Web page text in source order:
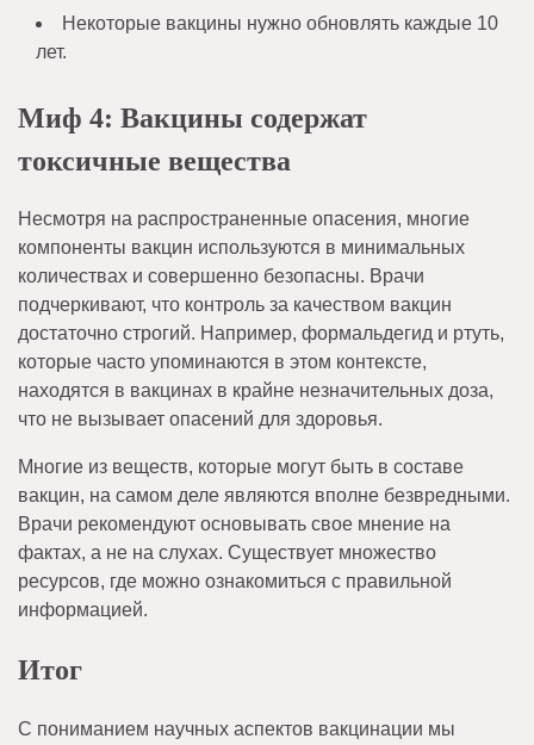
Некоторые вакцины нужно обновлять каждые 10
лет.
Миф 4: Вакцины содержат
токсичные вещества
Несмотря на распространенные опасения, многие
компоненты вакцин используются в минимальных
количествах и совершенно безопасны. Врачи
подчеркивают, что контроль за качеством вакцин
достаточно строгий. Например, формальдегид и ртуть,
которые часто упоминаются в этом контексте,
находятся в вакцинах в крайне незначительных доза,
что не вызывает опасений для здоровья.
Многие из веществ, которые могут быть в составе
вакцин, на самом деле являются вполне безвредными.
Врачи рекомендуют основывать свое мнение на
фактах, а не на слухах. Существует множество
ресурсов, где можно ознакомиться с правильной
информацией.
Итог
С пониманием научных аспектов вакцинации мы